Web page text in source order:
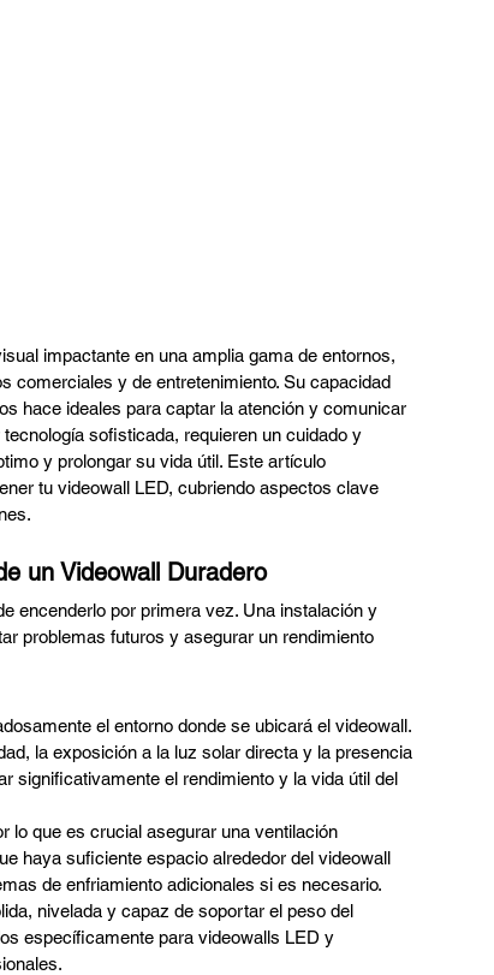
impactante en una amplia gama de entornos,
comerciales y de entretenimiento. Su capacidad
hace ideales para captar la atención y comunicar
sofisticada, requieren un cuidado y
y prolongar su vida útil. Este artículo
tu videowall LED, cubriendo aspectos clave
un Videowall Duradero
encenderlo por primera vez. Una instalación y
problemas futuros y asegurar un rendimiento
el entorno donde se ubicará el videowall.
la exposición a la luz solar directa y la presencia
significativamente el rendimiento y la vida útil del
lo que es crucial asegurar una ventilación
haya suficiente espacio alrededor del videowall
de enfriamiento adicionales si es necesario.
nivelada y capaz de soportar el peso del
específicamente para videowalls LED y